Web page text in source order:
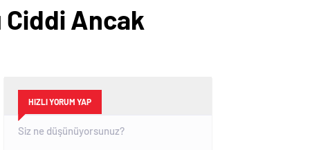
Ciddi Ancak
HIZLI YORUM YAP